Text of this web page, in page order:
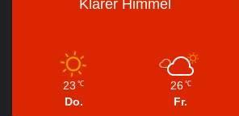
Klarer Himmel
23 ℃
Do.
26 ℃
Fr.